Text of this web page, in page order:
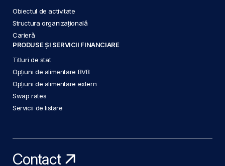
Obiectul de activitate
Structura organizațională
Carieră
PRODUSE ȘI SERVICII FINANCIARE
Titluri de stat
Opțiuni de alimentare BVB
Opțiuni de alimentare extern
Swap rates
Servicii de listare
Contact